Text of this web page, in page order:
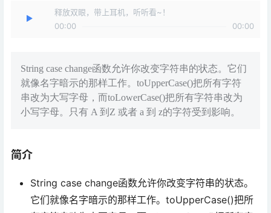
释放双眼，带上耳机，听听看~！
00:00
00:00
String case change函数允许你改变字符串的状态。它们
就像名字暗示的那样工作。toUpperCase()把所有字符
串改为大写字母，而toLowerCase()把所有字符串改为
小写字母。只有 A 到Z 或者 a 到 z的字符受到影响。
简介
String case change函数允许你改变字符串的状态。
它们就像名字暗示的那样工作。toUpperCase()把所